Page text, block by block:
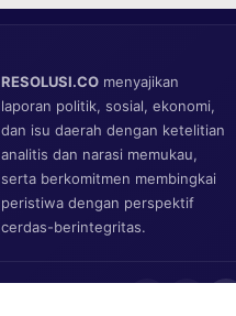
RESOLUSI.CO menyajikan
laporan politik, sosial, ekonomi,
dan isu daerah dengan ketelitian
analitis dan narasi memukau,
serta berkomitmen membingkai
peristiwa dengan perspektif
cerdas-berintegritas.